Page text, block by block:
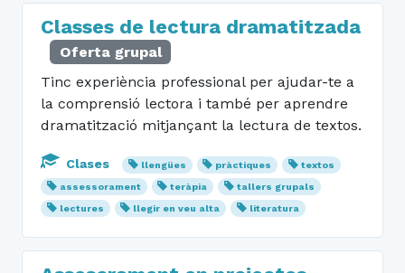
Classes de lectura dramatitzada
Oferta grupal
Tinc experiència professional per ajudar-te a
la comprensió lectora i també per aprendre
dramatització mitjançant la lectura de textos.
Clases llengües pràctiques
textos
assessorament
teràpia
tallers grupals
lectures
llegir en veu alta literatura